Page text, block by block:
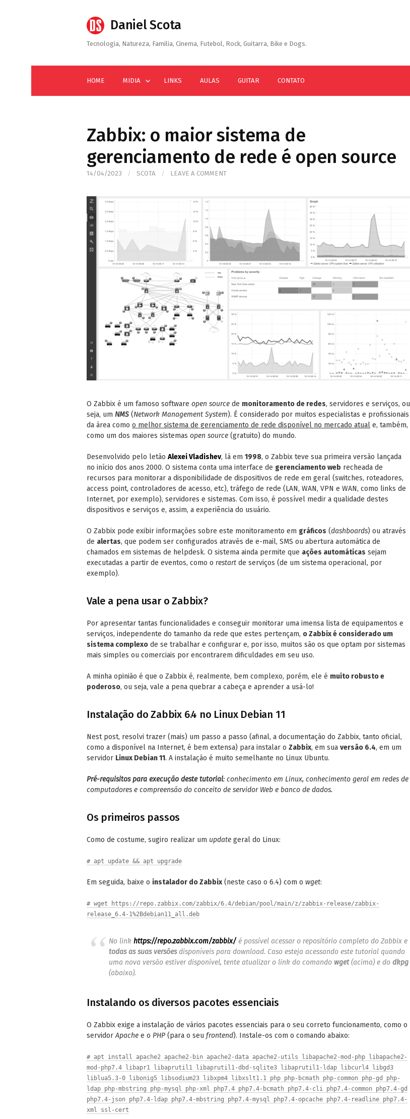
Daniel Scota
Tecnologia, Natureza, Familia, Cinema, Futebol, Rock, Guitarra, Bike e Dogs.
HOME MIDIA LINKS AULAS GUITAR CONTATO
Zabbix: o maior sistema de
gerenciamento de rede é open source
14/04/2023 / SCOTA / LEAVE A COMMENT
O Zabbix é um famoso software open source de monitoramento de redes, servidores e serviços, ou
seja, um NMS (Network Management System). É considerado por muitos especialistas e profissionais
da área como o melhor sistema de gerenciamento de rede disponível no mercado atual e, também,
como um dos maiores sistemas open source (gratuito) do mundo.
Desenvolvido pelo letão Alexei Vladishev, lá em 1998, o Zabbix teve sua primeira versão lançada
no início dos anos 2000. O sistema conta uma interface de gerenciamento web recheada de
recursos para monitorar a disponibilidade de dispositivos de rede em geral (switches, roteadores,
access point, controladores de acesso, etc), tráfego de rede (LAN, WAN, VPN e WAN, como links de
Internet, por exemplo), servidores e sistemas. Com isso, é possível medir a qualidade destes
dispositivos e serviços e, assim, a experiência do usuário.
O Zabbix pode exibir informações sobre este monitoramento em gráficos (dashboards) ou através
de alertas, que podem ser configurados através de e-mail, SMS ou abertura automática de
chamados em sistemas de helpdesk. O sistema ainda permite que ações automáticas sejam
executadas a partir de eventos, como o restart de serviços (de um sistema operacional, por
exemplo).
Vale a pena usar o Zabbix?
Por apresentar tantas funcionalidades e conseguir monitorar uma imensa lista de equipamentos e
serviços, independente do tamanho da rede que estes pertençam, o Zabbix é considerado um
sistema complexo de se trabalhar e configurar e, por isso, muitos são os que optam por sistemas
mais simples ou comerciais por encontrarem dificuldades em seu uso.
A minha opinião é que o Zabbix é, realmente, bem complexo, porém, ele é muito robusto e
poderoso, ou seja, vale a pena quebrar a cabeça e aprender a usá-lo!
Instalação do Zabbix 6.4 no Linux Debian 11
Nest post, resolvi trazer (mais) um passo a passo (afinal, a documentação do Zabbix, tanto oficial,
como a disponível na Internet, é bem extensa) para instalar o Zabbix, em sua versão 6.4, em um
servidor Linux Debian 11. A instalação é muito semelhante no Linux Ubuntu.
Pré-requisitos para execução deste tutorial: conhecimento em Linux, conhecimento geral em redes de
computadores e compreensão do conceito de servidor Web e banco de dados.
Os primeiros passos
Como de costume, sugiro realizar um update geral do Linux:
# apt update && apt upgrade
Em seguida, baixe o instalador do Zabbix (neste caso o 6.4) com o wget:
# wget https://repo.zabbix.com/zabbix/6.4/debian/pool/main/z/zabbix-release/zabbix-
release_6.4-1%2Bdebian11_all.deb
No link https://repo.zabbix.com/zabbix/ é possível acessar o repositório completo do Zabbix e
todas as suas versõesdisponíveis para download. Caso esteja acessando este tutorial quando
uma nova versão estiver disponível, tente atualizar o link do comando wget(acima) e do dkpg
(abaixo).
Instalando os diversos pacotes essenciais
O Zabbix exige a instalação de vários pacotes essenciais para o seu correto funcionamento, como o
servidorApache e o PHP (para o seu frontend). Instale-os com o comando abaixo:
# apt install apache2 apache2-bin apache2-data apache2-utils libapache2-mod-php libapache2-
mod-php7.4 libapr1 libaprutil1 libaprutil1-dbd-sqlite3 libaprutil1-ldap libcurl4 libgd3
liblua5.3-0 libonig5 libsodium23 libxpm4 libxslt1.1 php php-bcmath php-common php-gd php-
ldap php-mbstring php-mysql php-xml php7.4 php7.4-bcmath php7.4-cli php7.4-common php7.4-gd
php7.4-json php7.4-ldap php7.4-mbstring php7.4-mysql php7.4-opcache php7.4-readline php7.4-
xml ssl-cert